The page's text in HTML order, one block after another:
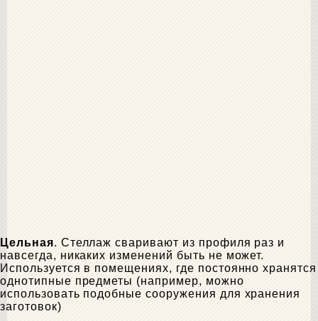
Цельная. Стеллаж сваривают из профиля раз и
навсегда, никаких изменений быть не может.
Используется в помещениях, где постоянно хранятся
однотипные предметы (например, можно
использовать подобные сооружения для хранения
заготовок)